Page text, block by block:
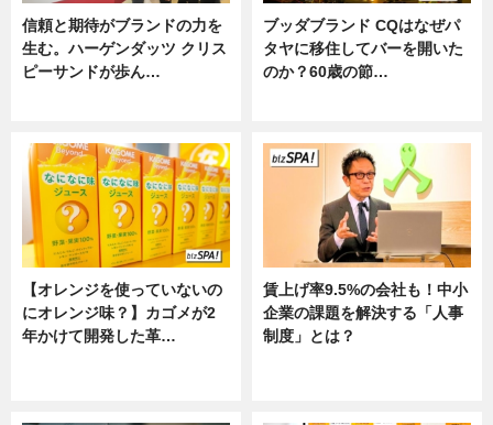
信頼と期待がブランドの力を
生む。ハーゲンダッツ クリス
ピーサンドが歩ん…
ブッダブランド CQはなぜパ
タヤに移住してバーを開いた
のか？60歳の節…
【オレンジを使っていないの
にオレンジ味？】カゴメが2
年かけて開発した革…
賃上げ率9.5%の会社も！中小
企業の課題を解決する「人事
制度」とは？